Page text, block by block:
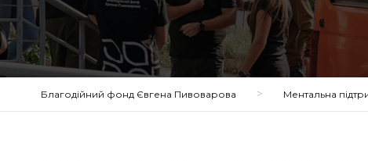
Благодійний фонд Євгена Пивоварова > Ментальна